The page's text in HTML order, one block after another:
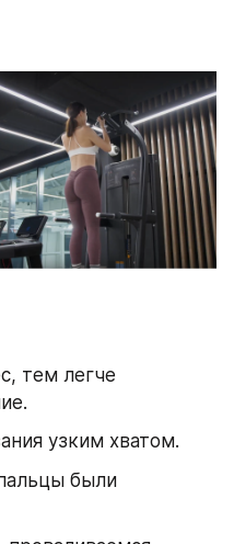
тем легче
узким хватом.
были